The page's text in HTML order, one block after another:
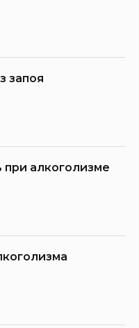
запоя
алкоголизме